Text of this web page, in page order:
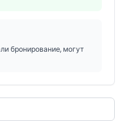
бронирование, могут